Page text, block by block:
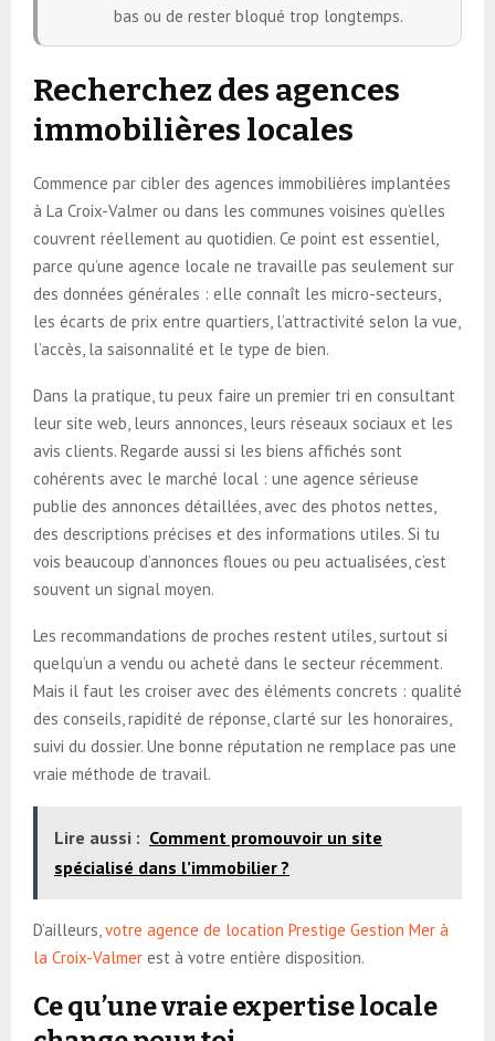
bas ou de rester bloqué trop longtemps.
Recherchez des agences
immobilières locales
Commence par cibler des agences immobilières implantées
à La Croix-Valmer ou dans les communes voisines qu’elles
couvrent réellement au quotidien. Ce point est essentiel,
parce qu’une agence locale ne travaille pas seulement sur
des données générales : elle connaît les micro-secteurs,
les écarts de prix entre quartiers, l’attractivité selon la vue,
l’accès, la saisonnalité et le type de bien.
Dans la pratique, tu peux faire un premier tri en consultant
leur site web, leurs annonces, leurs réseaux sociaux et les
avis clients. Regarde aussi si les biens affichés sont
cohérents avec le marché local : une agence sérieuse
publie des annonces détaillées, avec des photos nettes,
des descriptions précises et des informations utiles. Si tu
vois beaucoup d’annonces floues ou peu actualisées, c’est
souvent un signal moyen.
Les recommandations de proches restent utiles, surtout si
quelqu’un a vendu ou acheté dans le secteur récemment.
Mais il faut les croiser avec des éléments concrets : qualité
des conseils, rapidité de réponse, clarté sur les honoraires,
suivi du dossier. Une bonne réputation ne remplace pas une
vraie méthode de travail.
Lire aussi : Comment promouvoir un site
spécialisé dans l’immobilier ?
D’ailleurs, votre agence de location Prestige Gestion Mer à
la Croix-Valmer est à votre entière disposition.
Ce qu’une vraie expertise locale